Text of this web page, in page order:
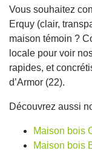
Vous souhaitez
Erquy (clair,
maison témoin ?
locale pour voir
rapides, et
d’Armor (22).
Découvrez aussi
Maison bois
Maison bois